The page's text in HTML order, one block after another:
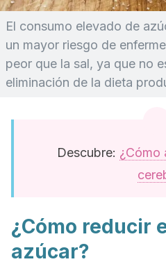
El consumo elevado de
un mayor riesgo de
peor que la sal, ya que no
eliminación de la dieta
Descubre: ¿Cómo
¿Cómo reducir
azúcar?